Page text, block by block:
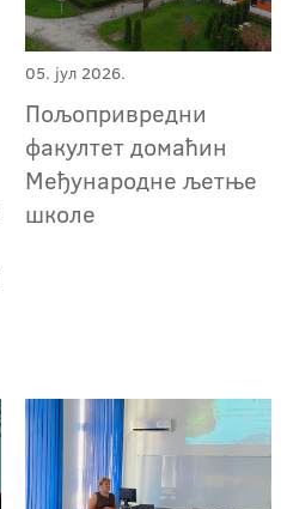
05. јул 2026.
Пољопривредни
факултет домаћин
Међународне љетње
школе